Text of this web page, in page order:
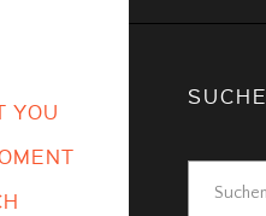
YOU
SUCHE